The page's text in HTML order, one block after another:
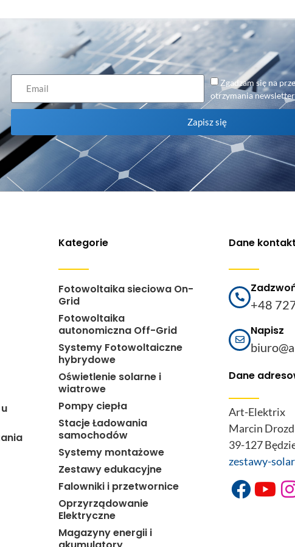
Zgadzam się na
otrzymania
Zapisz się
Kategorie
Fotowoltaika sieciowa On-
Grid
Fotowoltaika
autonomiczna Off-Grid
Systemy Fotowoltaiczne
hybrydowe
Oświetlenie solarne i
wiatrowe
Pompy ciepła
Stacje Ładowania
samochodów
Systemy montażowe
Zestawy edukacyjne
Falowniki i przetwornice
Oprzyrządowanie
Elektryczne
Magazyny energii i
Dane
+48
Napisz
Dane
Art-Elektrix
Marcin
39-127
zestawy-